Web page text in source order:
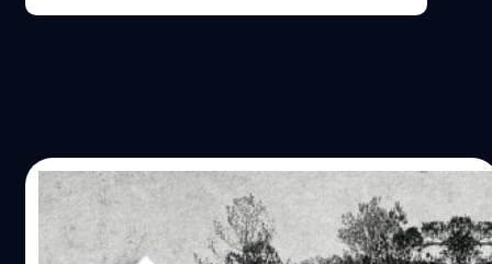
06/09/2019
“แน็ก ชาลี” นำ “Who…ปิดป่าหลอน”